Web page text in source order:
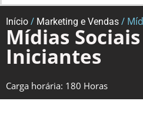
Início / Marketing e Vendas /
Mídias
Iniciantes
Carga horária: 180 Horas